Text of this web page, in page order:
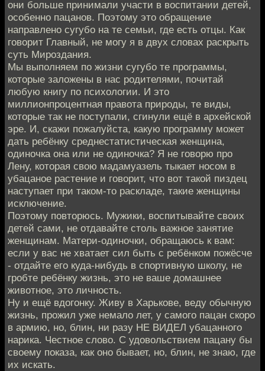
они больше принимали участи в воспитании детей,
особенно пацанов. Поэтому это обращение
направлено сугубо на те семьи, где есть отцы. Как
говорит Главный, не могу я в двух словах раскрыть
суть Мироздания.
Мы выполняем по жизни сугубо те программы,
которые заложены в нас родителями, почитай
любую книгу по психологии. И это
миллионпроцентная правота природы, те виды,
которые так не поступали, сгинули ещё в архейской
эре. И, скажи пожалуйста, какую программу может
дать ребёнку среднестатистическая женщина,
одиночка она или не одиночка? Я не говорю про
Лену, которая свою мадамуазель тыкает носом в
убацаное растение и говорит, что вот такой пиздец
наступает при таком-то раскладе, такие женщины
исключение.
Поэтому повторюсь. Мужики, воспитывайте своих
детей сами, не отдавайте столь важное занятие
женщинам. Матери-одиночки, обращаюсь к вам:
если у вас не хватает сил быть с ребёнком пожёсче
- отдайте его куда-нибудь в спортивную школу, не
гробте ребёнку жизнь, это не ваше домашнее
животное, это личность.
Ну и ещё вдогонку. Живу в Харькове, веду обычную
жизнь, прожил уже немало лет, у самого пацан скоро
в армию, но, блин, ни разу НЕ ВИДЕЛ убацанного
нарика. Честное слово. С удовольствием пацану бы
своему показа, как оно бывает, но, блин, не знаю, где
их искать.